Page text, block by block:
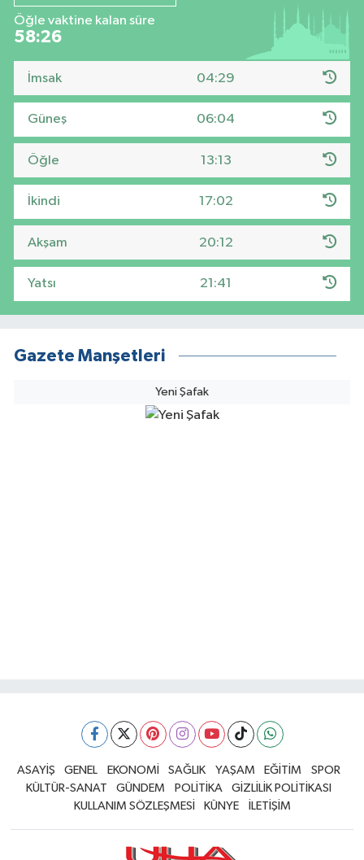
Öğle vaktine kalan süre
58:25
İmsak 04:29
Güneş 06:04
Öğle 13:13
İkindi 17:02
Akşam 20:12
Yatsı 21:41
Gazete Manşetleri
Yeni Şafak
ASAYİŞ GENEL EKONOMİ SAĞLIK YAŞAM EĞİTİM
SPOR
KÜLTÜR-SANAT
GÜNDEM POLİTİKA
GİZLİLİK POLİTİKASI
KULLANIM SÖZLEŞMESİ
KÜNYE İLETİŞİM